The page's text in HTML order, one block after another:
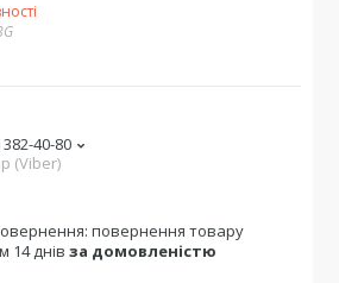
382-40-80
(Viber)
повернення товару
14 днів за домовленістю